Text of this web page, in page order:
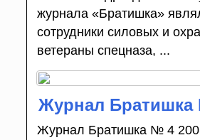
журнала «Братишка»
сотрудники силовых и
ветераны спецназа, ...
Журнал Братишка
Журнал Братишка № 4